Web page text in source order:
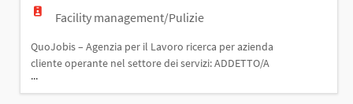
Facility management/Pulizie
QuoJobis – Agenzia per il Lavoro ricerca per azienda
cliente operante nel settore dei servizi: ADDETTO/A
ALLE PULIZIE – TAVAGNACCO (UD) Responsabilità: -
Pulizia e sanificazione degli ambienti; - Riordino
...